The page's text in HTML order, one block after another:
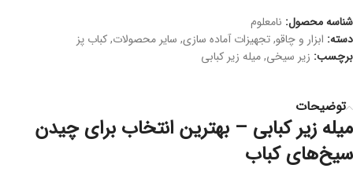
شناسه محصول: نامعلوم
دسته: ابزار و چاقو,تجهیزات آماده سازی, سایر محصولات,کباب پز
برچسب: زیر سیخی,میله زیر کبابی
توضیحات
میله زیر کبابی – بهترین انتخاب برای چیدن
سیخ‌های کباب